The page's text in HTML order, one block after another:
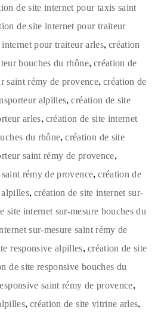
de site internet pour taxis saint
de site internet pour traiteur
pour traiteur arles, création
bouches du rhône, création de
saint rémy de provence, création de
alpilles,création de site
arles, création de site internet
du rhône,création de site
saint rémy de provence,
rémy de provence,création de
alpilles, création de site internet sur-
site internet sur-mesure bouches du
sur-mesure saint rémy de
responsive alpilles, création de site
de site responsive bouches du
saint rémy de provence,
, création de site vitrine arles,